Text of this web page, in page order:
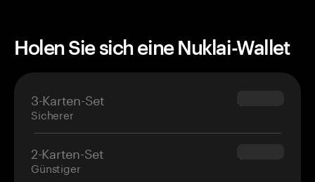
Holen Sie sich eine Nuklai-Wallet
3-Karten-Set
Sicherer
$69.90
2-Karten-Set
Günstiger
$54.90